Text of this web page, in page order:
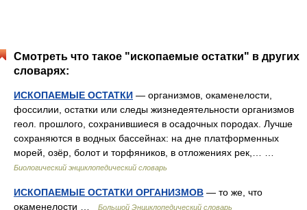
Смотреть что такое "ископаемые остатки" в других
словарях:
ИСКОПАЕМЫЕ ОСТАТКИ — организмов, окаменелости,
фоссилии, остатки или следы жизнедеятельности организмов
геол. прошлого, сохранившиеся в осадочных породах. Лучше
сохраняются в водных бассейнах: на дне платформенных
морей, озёр, болот и торфяников, в отложениях рек,… …
Биологический энциклопедический словарь
ИСКОПАЕМЫЕ ОСТАТКИ ОРГАНИЗМОВ — то же, что
окаменелости …
Большой Энциклопедический словарь